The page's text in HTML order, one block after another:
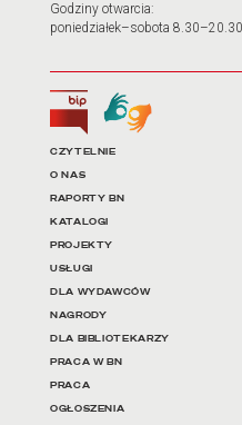
Godziny otwarcia:
poniedziałek–sobota 8.30–20.30
Biuletyn Informacji Publicznej
Tłumacz języka
Linki do
CZYTELNIE
O NAS
RAPORTY BN
KATALOGI
PROJEKTY
USŁUGI
DLA WYDAWCÓW
NAGRODY
DLA BIBLIOTEKARZY
PRACA W BN
PRACA
OGŁOSZENIA